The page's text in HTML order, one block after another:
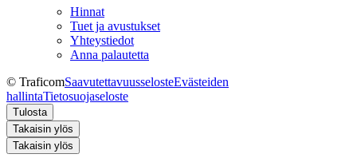
Hinnat
Tuet ja avustukset
Yhteystiedot
Anna palautetta
© TraficomSaavutettavuusselosteEvästeiden
hallintaTietosuojaseloste
Tulosta
Takaisin ylös
Takaisin ylös